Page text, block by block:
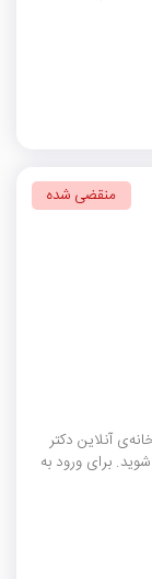
داروخانه‌ی آنلاین دکتر
بهره‌مند شوید. برای ورود به
منقضی شده